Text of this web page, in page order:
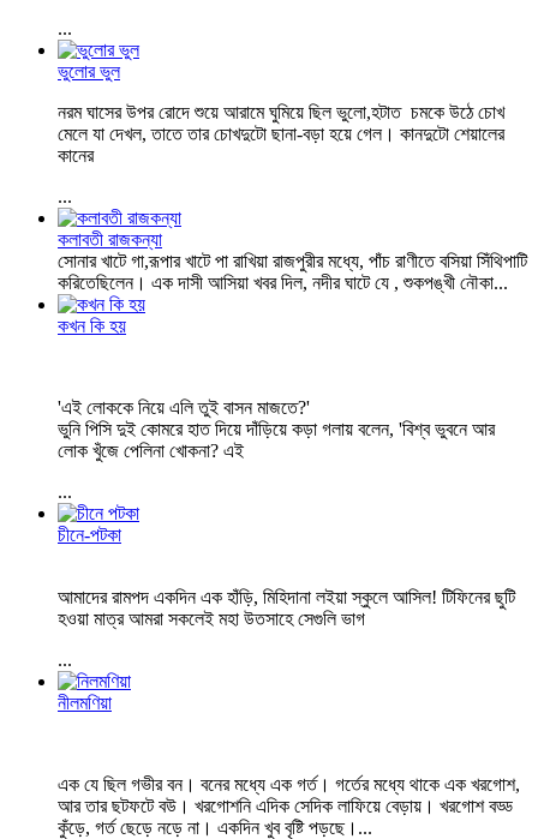
...
ভুলোর ভুল
নরম ঘাসের উপর রোদে শুয়ে আরামে ঘুমিয়ে ছিল ভুলো,হটাত চমকে উঠে চোখ
মেলে যা দেখল, তাতে তার চোখদুটো ছানা-বড়া হয়ে গেল। কানদুটো শেয়ালের
কানের
...
কলাবতী রাজকন্যা
সোনার খাটে গা,রূপার খাটে পা রাখিয়া রাজপুরীর মধ্যে, পাঁচ রাণীতে বসিয়া সিঁথিপাটি
করিতেছিলেন। এক দাসী আসিয়া খবর দিল, নদীর ঘাটে যে , শুকপঙ্খী নৌকা...
কখন কি হয়
'এই লোককে নিয়ে এলি তুই বাসন মাজতে?'
ভুনি পিসি দুই কোমরে হাত দিয়ে দাঁড়িয়ে কড়া গলায় বলেন, 'বিশ্ব ভুবনে আর
লোক খুঁজে পেলিনা খোকনা? এই
...
চীনে-পটকা
আমাদের রামপদ একদিন এক হাঁড়ি, মিহিদানা লইয়া স্কুলে আসিল! টিফিনের ছুটি
হওয়া মাত্র আমরা সকলেই মহা উতসাহে সেগুলি ভাগ
...
নীলমণিয়া
এক যে ছিল গভীর বন। বনের মধ্যে এক গর্ত। গর্তের মধ্যে থাকে এক খরগোশ,
আর তার ছটফটে বউ। খরগোশনি এদিক সেদিক লাফিয়ে বেড়ায়। খরগোশ বড্ড
কুঁড়ে, গর্ত ছেড়ে নড়ে না। একদিন খুব বৃষ্টি পড়ছে। ...